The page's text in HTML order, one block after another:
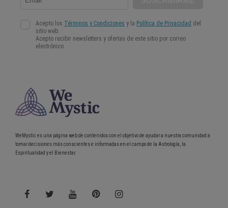
WeMystic es una página web de contenidos con el objetivo de ayudar a nuestra comunidad a
tomar decisiones más conscientes e informadas en el campo de la Astrología, la
Espiritualidad y el Bienestar.